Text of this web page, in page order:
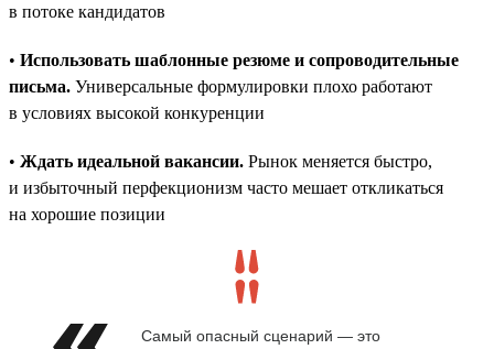
в потоке кандидатов
• Использовать шаблонные резюме и сопроводительные
письма. Универсальные формулировки плохо работают
в условиях высокой конкуренции
• Ждать идеальной вакансии. Рынок меняется быстро,
и избыточный перфекционизм часто мешает откликаться
на хорошие позиции
Самый опасный сценарий — это